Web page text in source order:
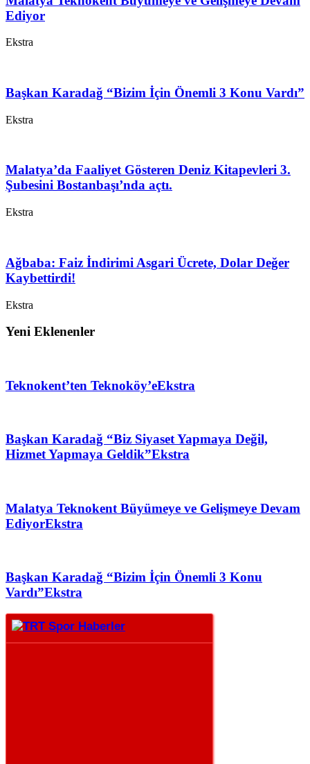
Ediyor
Ekstra
Başkan Karadağ “Bizim İçin Önemli 3 Konu Vardı”
Ekstra
Malatya’da Faaliyet Gösteren Deniz Kitapevleri 3.
Şubesini Bostanbaşı’nda açtı.
Ekstra
Ağbaba: Faiz İndirimi Asgari Ücrete, Dolar Değer
Kaybettirdi!
Ekstra
Yeni Eklenenler
Teknokent’ten Teknoköy’eEkstra
Başkan Karadağ “Biz Siyaset Yapmaya Değil,
Hizmet Yapmaya Geldik”Ekstra
Malatya Teknokent Büyümeye ve Gelişmeye Devam
EdiyorEkstra
Başkan Karadağ “Bizim İçin Önemli 3 Konu
Vardı”Ekstra